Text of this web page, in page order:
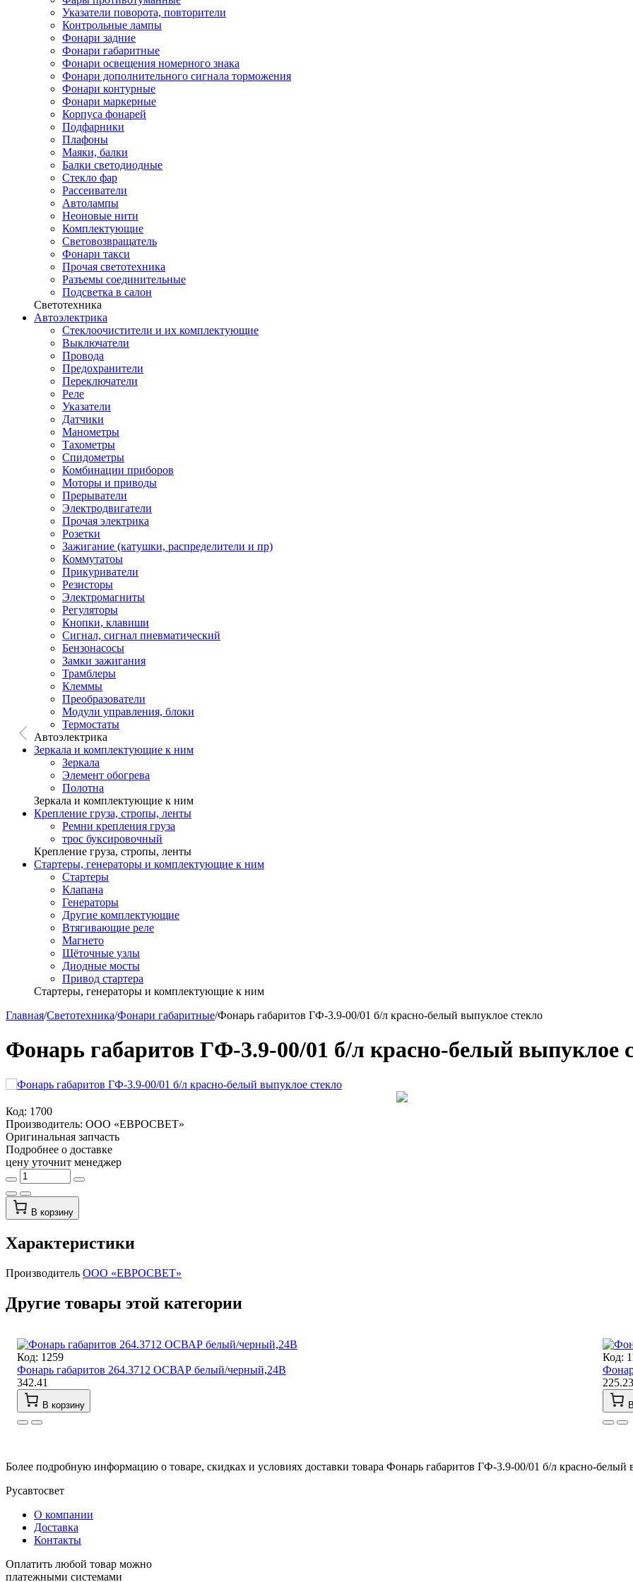
Указатели поворота, повторители
Контрольные лампы
Фонари задние
Фонари габаритные
Фонари освещения номерного знака
Фонари дополнительного сигнала торможения
Фонари контурные
Фонари маркерные
Корпуса фонарей
Подфарники
Плафоны
Маяки, балки
Балки светодиодные
Стекло фар
Рассеиватели
Автолампы
Неоновые нити
Комплектующие
Световозвращатель
Фонари такси
Прочая светотехника
Разъемы соединительные
Подсветка в салон
Светотехника
Автоэлектрика
Стеклоочистители и их комплектующие
Выключатели
Провода
Предохранители
Переключатели
Реле
Указатели
Датчики
Манометры
Тахометры
Спидометры
Комбинации приборов
Моторы и приводы
Прерыватели
Электродвигатели
Прочая электрика
Розетки
Зажигание (катушки, распределители и пр)
Коммутатоы
Прикуриватели
Резисторы
Электромагниты
Регуляторы
Кнопки, клавиши
Сигнал, сигнал пневматический
Бензонасосы
Замки зажигания
Трамблеры
Клеммы
Преобразователи
Модули управления, блоки
Термостаты
Автоэлектрика
Зеркала и комплектующие к ним
Зеркала
Элемент обогрева
Полотна
Зеркала и комплектующие к ним
Крепление груза, стропы, ленты
Ремни крепления груза
трос буксировочный
Крепление груза, стропы, ленты
Стартеры, генераторы и комплектующие к ним
Стартеры
Клапана
Генераторы
Другие комплектующие
Втягивающие реле
Магнето
Щёточные узлы
Диодные мосты
Привод стартера
Стартеры, генераторы и комплектующие к ним
Главная/Светотехника/Фонари габаритные/Фонарь габаритов ГФ-3.9-00/01 б/л красно-белый выпуклое стекло
Фонарь габаритов ГФ-3.9-00/01 б/л красно-белый выпуклое
Код: 1700
Производитель: ООО «ЕВРОСВЕТ»
Оригинальная запчасть
Подробнее о доставке
цену уточнит менеджер
В корзину
Характеристики
Производитель ООО «ЕВРОСВЕТ»
Другие товары этой категории
Код: 1259
Фонарь габаритов 264.3712 ОСВАР белый/черный,24В
342.41
В корзину
Код:
225.23
Более подробную информацию о товаре, скидках и условиях доставки товара Фонарь габаритов ГФ-3.9-00/01 б/л красно-
Русавтосвет
О компании
Доставка
Контакты
Оплатить любой товар можно
платежными системами